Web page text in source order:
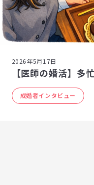
2026年5月17日
【医師の婚活】多
成婚者インタビュー